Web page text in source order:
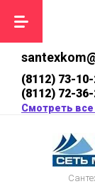
(8112) 73-
(8112) 72-
Смотреть